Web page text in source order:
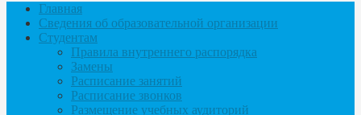
Главная
Сведения об образовательной организации
Студентам
Правила внутреннего распорядка
Замены
Расписание занятий
Расписание звонков
Размещение учебных аудиторий